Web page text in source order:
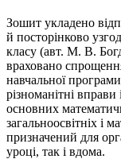
Зошит укладено
й посторінково
класу (авт. М. В.
враховано
навчальної
різноманітні
основних
загальноосвітніх і
призначений для
уроці, так і вдома.